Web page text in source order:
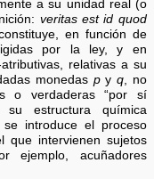
a su unidad real (o
veritas est id quod
en función de
por la ley, y en
relativas a su
monedas pyq, no
o verdaderas “por sí
estructura química
introduce el proceso
que intervienen sujetos
ejemplo, acuñadores